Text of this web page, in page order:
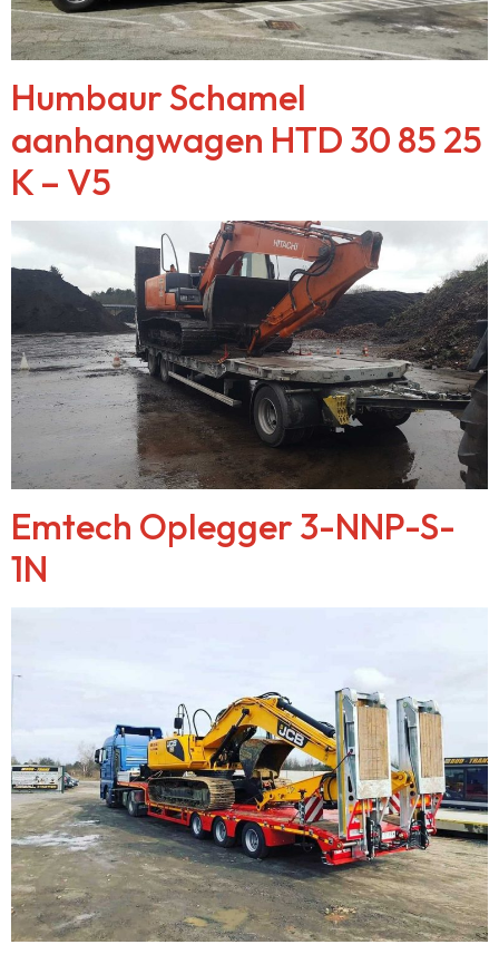
Humbaur Schamel
aanhangwagen HTD 30 85 25
K – V5
Emtech Oplegger 3-NNP-S-
1N